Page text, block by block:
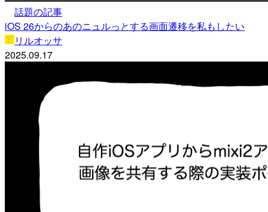
話題の記事
iOS 26からのあのニュルっとする画面遷移を私もしたい
リルオッサ
2025.09.17